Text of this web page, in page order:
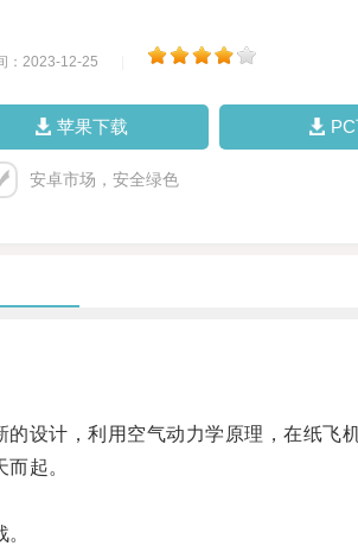
：2023-12-25
苹果下载
安卓市场，安全绿色
计，利用空气动力学原理，在纸飞机
起。